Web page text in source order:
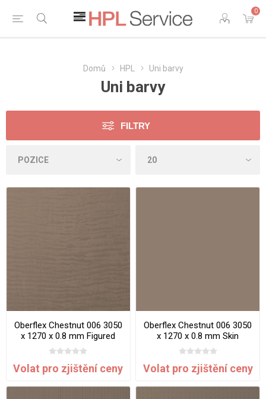
0
Domů HPL Uni barvy
Uni barvy
FILTRY
Oberflex Chestnut 006 3050
x 1270 x 0.8 mm Figured
Volat pro zjištění ceny
Oberflex Chestnut 006 3050
x 1270 x 0.8 mm Skin
Volat pro zjištění ceny